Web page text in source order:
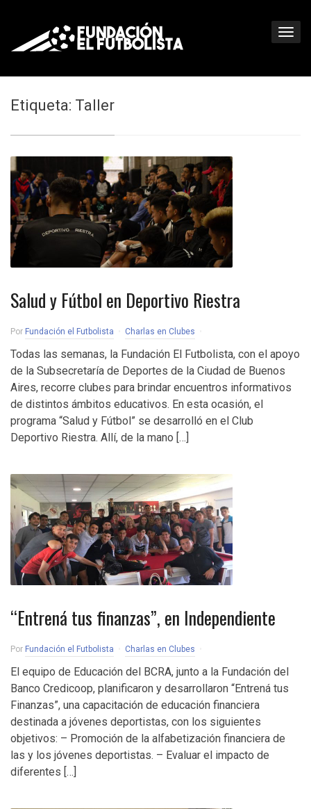
Etiqueta: Taller
Salud y Fútbol en Deportivo Riestra
Por Fundación el Futbolista Charlas en Clubes
Todas las semanas, la Fundación El Futbolista, con el apoyo
de la Subsecretaría de Deportes de la Ciudad de Buenos
Aires, recorre clubes para brindar encuentros informativos
de distintos ámbitos educativos. En esta ocasión, el
programa “Salud y Fútbol” se desarrolló en el Club
Deportivo Riestra. Allí, de la mano […]
“Entrená tus finanzas”, en Independiente
Por Fundación el Futbolista Charlas en Clubes
El equipo de Educación del BCRA, junto a la Fundación del
Banco Credicoop, planificaron y desarrollaron “Entrená tus
Finanzas”, una capacitación de educación financiera
destinada a jóvenes deportistas, con los siguientes
objetivos: – Promoción de la alfabetización financiera de
las y los jóvenes deportistas. – Evaluar el impacto de
diferentes […]